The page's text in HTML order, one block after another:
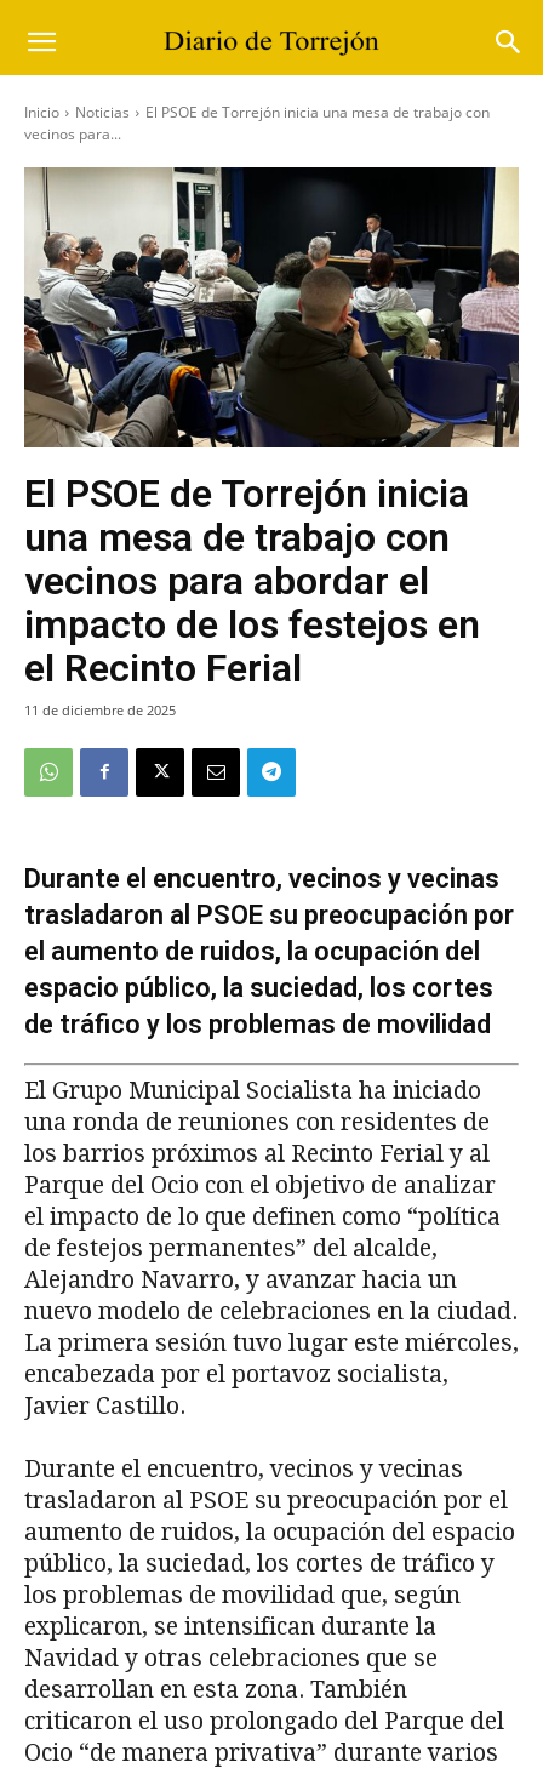
Inicio Noticias
El PSOE de Torrejón inicia una mesa de trabajo con
vecinos para...
El PSOE de Torrejón inicia
una mesa de trabajo con
vecinos para abordar el
impacto de los festejos en
el Recinto Ferial
11 de diciembre de 2025
Durante el encuentro, vecinos y vecinas
trasladaron al PSOE su preocupación por
el aumento de ruidos, la ocupación del
espacio público, la suciedad, los cortes
de tráfico y los problemas de movilidad
El Grupo Municipal Socialista ha iniciado
una ronda de reuniones con residentes de
los barrios próximos al Recinto Ferial y al
Parque del Ocio con el objetivo de analizar
el impacto de lo que definen como “política
de festejos permanentes” del alcalde,
Alejandro Navarro, y avanzar hacia un
nuevo modelo de celebraciones en la ciudad.
La primera sesión tuvo lugar este miércoles,
encabezada por el portavoz socialista,
Javier Castillo.
Durante el encuentro, vecinos y vecinas
trasladaron al PSOE su preocupación por el
aumento de ruidos, la ocupación del espacio
público, la suciedad, los cortes de tráfico y
los problemas de movilidad que, según
explicaron, se intensifican durante la
Navidad y otras celebraciones que se
desarrollan en esta zona. También
criticaron el uso prolongado del Parque del
Ocio “de manera privativa” durante varios